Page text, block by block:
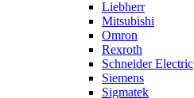
Liebherr
Mitsubishi
Omron
Rexroth
Schneider Electric
Siemens
Sigmatek